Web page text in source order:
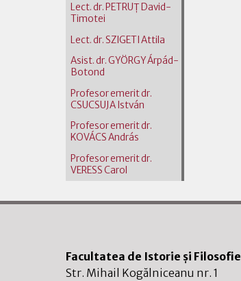
Lect. dr. PETRUȚ David-
Timotei
Lect. dr. SZIGETI Attila
Asist. dr. GYÖRGY Árpád-
Botond
Profesor emerit dr.
CSUCSUJA István
Profesor emerit dr.
KOVÁCS András
Profesor emerit dr.
VERESS Carol
Facultatea de Istorie și Filosofie
Str. Mihail Kogălniceanu nr. 1